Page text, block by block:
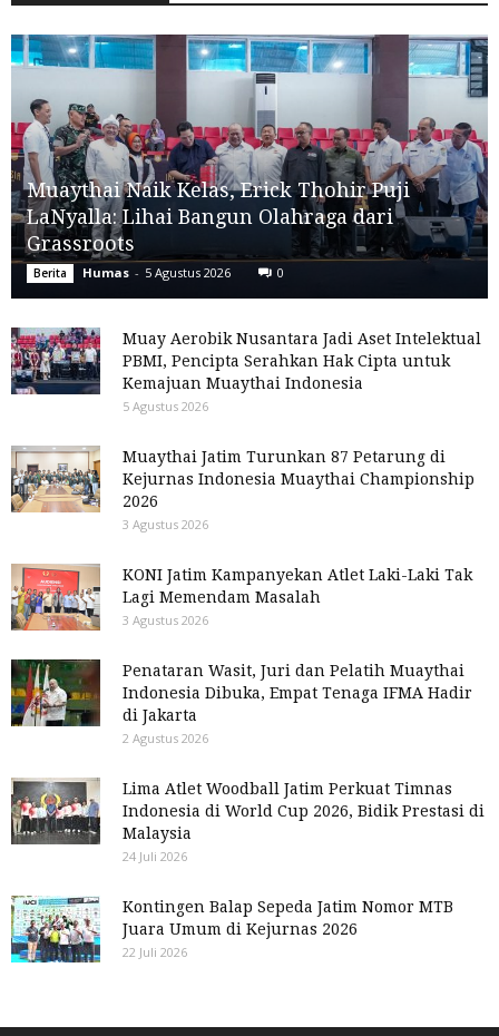
Muaythai Naik Kelas, Erick Thohir Puji
LaNyalla: Lihai Bangun Olahraga dari
Grassroots
Berita Humas - 5 Agustus 2026 0
Muay Aerobik Nusantara Jadi Aset Intelektual
PBMI, Pencipta Serahkan Hak Cipta untuk
Kemajuan Muaythai Indonesia
5 Agustus 2026
Muaythai Jatim Turunkan 87 Petarung di
Kejurnas Indonesia Muaythai Championship
2026
3 Agustus 2026
KONI Jatim Kampanyekan Atlet Laki-Laki Tak
Lagi Memendam Masalah
3 Agustus 2026
Penataran Wasit, Juri dan Pelatih Muaythai
Indonesia Dibuka, Empat Tenaga IFMA Hadir
di Jakarta
2 Agustus 2026
Lima Atlet Woodball Jatim Perkuat Timnas
Indonesia di World Cup 2026, Bidik Prestasi di
Malaysia
24 Juli 2026
Kontingen Balap Sepeda Jatim Nomor MTB
Juara Umum di Kejurnas 2026
22 Juli 2026